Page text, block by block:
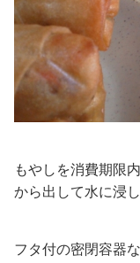
もやしを消費期限
から出して水に浸
フタ付の密閉容器